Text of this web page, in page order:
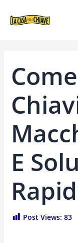
E
Post Views: 83
ARTICOLI